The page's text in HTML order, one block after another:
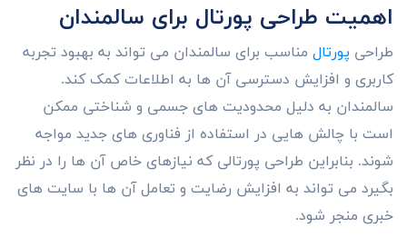
اهمیت طراحی پورتال برای سالمندان
طراحی پورتال مناسب برای سالمندان می تواند به بهبود تجربه
کاربری و افزایش دسترسی آن ها به اطلاعات کمک کند.
سالمندان به دلیل محدودیت های جسمی و شناختی ممکن
است با چالش هایی در استفاده از فناوری های جدید مواجه
شوند. بنابراین طراحی پورتالی که نیازهای خاص آن ها را در نظر
بگیرد می تواند به افزایش رضایت و تعامل آن ها با سایت های
خبری منجر شود.